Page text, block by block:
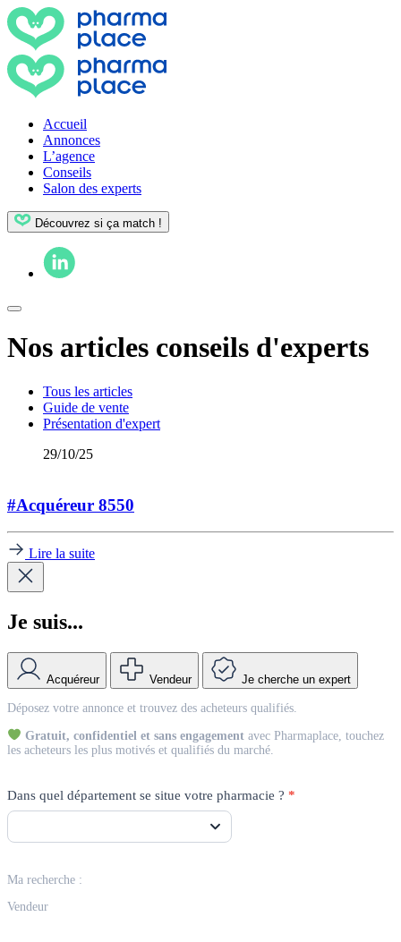
Accueil
Annonces
L’agence
Conseils
Salon des experts
Découvrez si ça match !
Nos articles conseils d'experts
Tous les articles
Guide de vente
Présentation d'expert
29/10/25
#Acquéreur 8550
Lire la suite
Je suis...
Acquéreur Vendeur Je cherche un expert
Vendeur
Déposez votre annonce et trouvez des acheteurs qualifiés.
Gratuit, confidentiel et sans engagement avec Pharmaplace, touchez
les acheteurs les plus motivés et qualifiés du marché.
Dans quel département se situe votre pharmacie ? *
Ma recherche :
Vendeur